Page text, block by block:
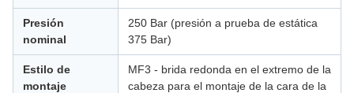
Presión
nominal
250 Bar (presión a prueba de estática
375 Bar)
Estilo de
montaje
MF3 - brida redonda en el extremo de la
cabeza para el montaje de la cara de la